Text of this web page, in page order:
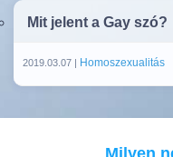
Mit jelent a Gay szó?
2019.03.07 | Homoszexualitás
Milyen